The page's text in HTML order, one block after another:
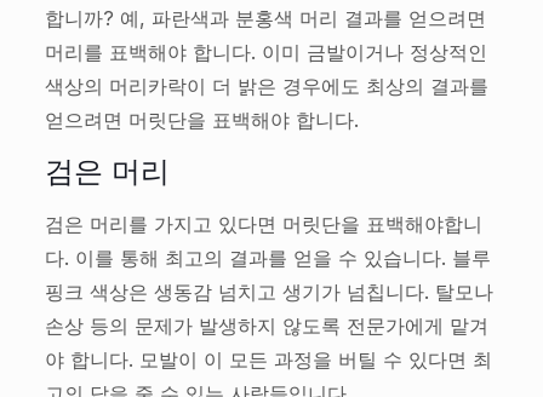
합니까? 예, 파란색과 분홍색 머리 결과를 얻으려면
머리를 표백해야 합니다. 이미 금발이거나 정상적인
색상의 머리카락이 더 밝은 경우에도 최상의 결과를
얻으려면 머릿단을 표백해야 합니다.
검은 머리
검은 머리를 가지고 있다면 머릿단을 표백해야합니
다. 이를 통해 최고의 결과를 얻을 수 있습니다. 블루
핑크 색상은 생동감 넘치고 생기가 넘칩니다. 탈모나
손상 등의 문제가 발생하지 않도록 전문가에게 맡겨
야 합니다. 모발이 이 모든 과정을 버틸 수 있다면 최